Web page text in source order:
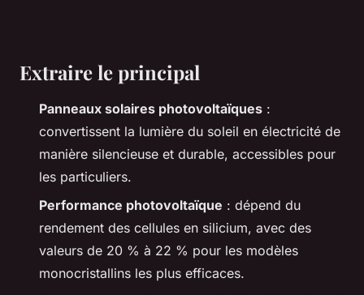
Extraire le principal
Panneaux solaires photovoltaïques :
convertissent la lumière du soleil en électricité de
manière silencieuse et durable, accessibles pour
les particuliers.
Performance photovoltaïque : dépend du
rendement des cellules en silicium, avec des
valeurs de 20 % à 22 % pour les modèles
monocristallins les plus efficaces.